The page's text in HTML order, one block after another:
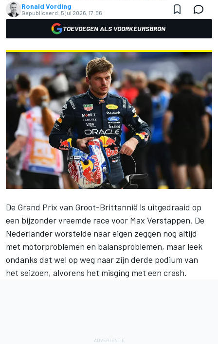
Ronald Vording
Gepubliceerd: 5 jul 2026, 17:56
TOEVOEGEN ALS VOORKEURSBRON
De Grand Prix van Groot-Brittannië is uitgedraaid op
een bijzonder vreemde race voor Max Verstappen. De
Nederlander worstelde naar eigen zeggen nog altijd
met motorproblemen en balansproblemen, maar leek
ondanks dat wel op weg naar zijn derde podium van
het seizoen, alvorens het misging met een crash.